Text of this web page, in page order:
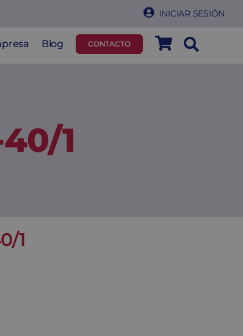
INICIAR SESIÓN
Blog CONTACTO
1
1